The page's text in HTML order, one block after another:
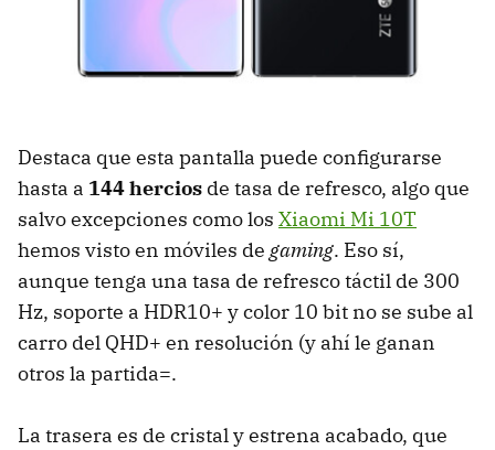
Destaca que esta pantalla puede configurarse
hasta a 144 hercios de tasa de refresco, algo que
salvo excepciones como los Xiaomi Mi 10T
hemos visto en móviles de gaming. Eso sí,
aunque tenga una tasa de refresco táctil de 300
Hz, soporte a HDR10+ y color 10 bit no se sube al
carro del QHD+ en resolución (y ahí le ganan
otros la partida=.
La trasera es de cristal y estrena acabado, que